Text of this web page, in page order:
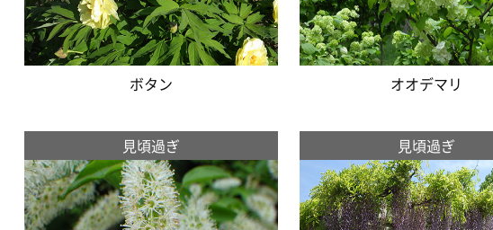
ボタン オオデマリ
見頃過ぎ 見頃過ぎ